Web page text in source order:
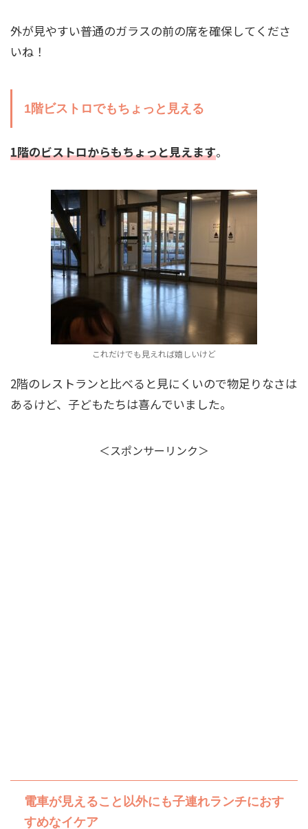
外が見やすい普通のガラスの前の席を確保してくださ
いね！
1階ビストロでもちょっと見える
1階のビストロからもちょっと見えます。
これだけでも見えれば嬉しいけど
2階のレストランと比べると見にくいので物足りなさは
あるけど、子どもたちは喜んでいました。
＜スポンサーリンク＞
電車が見えること以外にも子連れランチにおす
すめなイケア